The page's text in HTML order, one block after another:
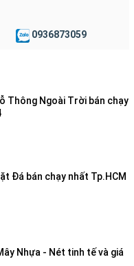
0936873059
Thông Ngoài Trời bán chạy
Đá bán chạy nhất Tp.HCM
Nhựa - Nét tinh tế và giá